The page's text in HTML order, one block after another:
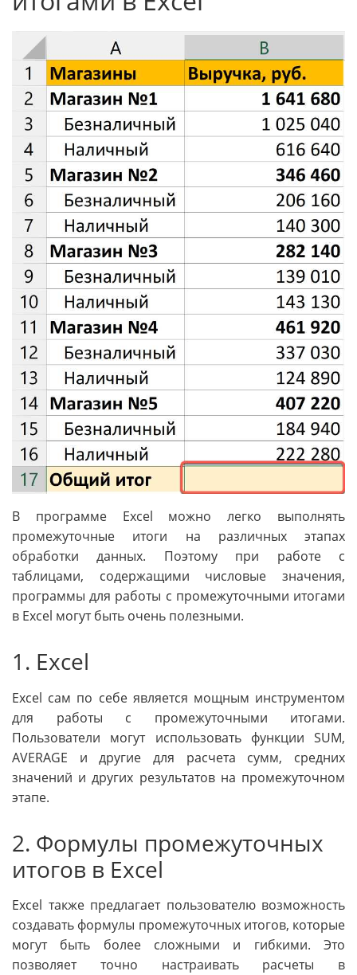
В программе Excel можно легко выполнять
промежуточные итоги на различных этапах
обработки данных. Поэтому при работе с
таблицами, содержащими числовые значения,
программы для работы с промежуточными итогами
в Excel могут быть очень полезными.
1. Excel
Excel сам по себе является мощным инструментом
для работы с промежуточными итогами.
Пользователи могут использовать функции SUM,
AVERAGE и другие для расчета сумм, средних
значений и других результатов на промежуточном
этапе.
2. Формулы промежуточных
итогов в Excel
Excel также предлагает пользователю возможность
создавать формулы промежуточных итогов, которые
могут быть более сложными и гибкими. Это
позволяет точно настраивать расчеты в